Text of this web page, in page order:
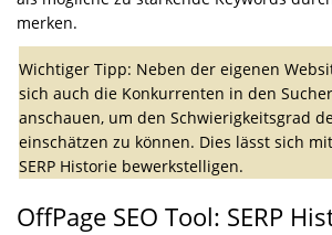
merken.
Wichtiger Tipp: Neben der eigenen
sich auch die Konkurrenten in den
anschauen, um den Schwierigkeitsgrad
einschätzen zu können. Dies lässt sich
SERP Historie bewerkstelligen.
OffPage SEO Tool: SERP